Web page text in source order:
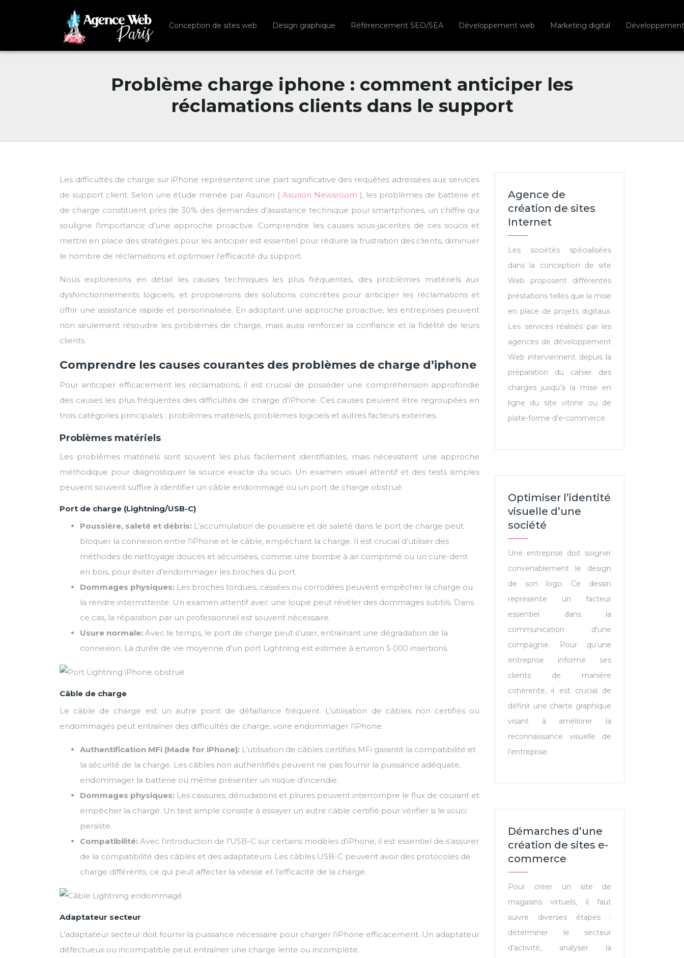
Conception de sites web Design graphique Référencement SEO/SEA Développement web Marketing digital
Problème charge iphone : comment anticiper les
réclamations clients dans le support
Les difficultés de charge sur iPhone représentent une part significative des requêtes adressées aux services
de support client. Selon une étude menée par Asurion ( Asurion Newsroom ), les problèmes de batterie et
de charge constituent près de 30% des demandes d’assistance technique pour smartphones, un chiffre qui
souligne l’importance d’une approche proactive. Comprendre les causes sous-jacentes de ces soucis et
mettre en place des stratégies pour les anticiper est essentiel pour réduire la frustration des clients, diminuer
le nombre de réclamations et optimiser l’efficacité du support.
Nous explorerons en détail les causes techniques les plus fréquentes, des problèmes matériels aux
dysfonctionnements logiciels, et proposerons des solutions concrètes pour anticiper les réclamations et
offrir une assistance rapide et personnalisée. En adoptant une approche proactive, les entreprises peuvent
non seulement résoudre les problèmes de charge, mais aussi renforcer la confiance et la fidélité de leurs
clients.
Comprendre les causes courantes des problèmes de charge d’iphone
Pour anticiper efficacement les réclamations, il est crucial de posséder une compréhension approfondie
des causes les plus fréquentes des difficultés de charge d’iPhone. Ces causes peuvent être regroupées en
trois catégories principales : problèmes matériels, problèmes logiciels et autres facteurs externes.
Problèmes matériels
Les problèmes matériels sont souvent les plus facilement identifiables, mais nécessitent une approche
méthodique pour diagnostiquer la source exacte du souci. Un examen visuel attentif et des tests simples
peuvent souvent suffire à identifier un câble endommagé ou un port de charge obstrué.
Port de charge (Lightning/USB-C)
Poussière, saleté et débris: L’accumulation de poussière et de saleté dans le port de charge peut
bloquer la connexion entre l’iPhone et le câble, empêchant la charge. Il est crucial d’utiliser des
méthodes de nettoyage douces et sécurisées, comme une bombe à air comprimé ou un cure-dent
en bois, pour éviter d’endommager les broches du port.
Dommages physiques: Les broches tordues, cassées ou corrodées peuvent empêcher la charge ou
la rendre intermittente. Un examen attentif avec une loupe peut révéler des dommages subtils. Dans
ce cas, la réparation par un professionnel est souvent nécessaire.
Usure normale: Avec le temps, le port de charge peut s’user, entraînant une dégradation de la
connexion. La durée de vie moyenne d’un port Lightning est estimée à environ 5 000 insertions.
Câble de charge
Le câble de charge est un autre point de défaillance fréquent. L’utilisation de câbles non certifiés ou
endommagés peut entraîner des difficultés de charge, voire endommager l’iPhone.
Authentification MFi (Made for iPhone): L’utilisation de câbles certifiés MFi garantit la compatibilité et
la sécurité de la charge. Les câbles non authentifiés peuvent ne pas fournir la puissance adéquate,
endommager la batterie ou même présenter un risque d’incendie.
Dommages physiques: Les cassures, dénudations et pliures peuvent interrompre le flux de courant et
empêcher la charge. Un test simple consiste à essayer un autre câble certifié pour vérifier si le souci
persiste.
Compatibilité: Avec l’introduction de l’USB-C sur certains modèles d’iPhone, il est essentiel de s’assurer
de la compatibilité des câbles et des adaptateurs. Les câbles USB-C peuvent avoir des protocoles de
charge différents, ce qui peut affecter la vitesse et l’efficacité de la charge.
Adaptateur secteur
L’adaptateur secteur doit fournir la puissance nécessaire pour charger l’iPhone efficacement. Un adaptateur
défectueux ou incompatible peut entraîner une charge lente ou incomplète.
Agence de
création de sites
Internet
Les sociétés spécialisées
dans la conception de site
Web proposent différentes
prestations telles que la mise
en place de projets digitaux.
Les services réalisés par les
agences de développement
Web interviennent depuis la
préparation du cahier des
charges jusqu’à la mise en
ligne du site vitrine ou de
plate-forme d’e-commerce.
Optimiser l’identité
visuelle d’une
société
Une entreprise doit soigner
convenablement le design
de son logo. Ce dessin
représente un facteur
essentiel dans la
communication d'une
compagnie. Pour qu’une
entreprise informe ses
clients de manière
cohérente, il est crucial de
définir une charte graphique
visant à améliorer la
reconnaissance visuelle de
l’entreprise.
Démarches d’une
création de sites e-
commerce
Pour créer un site de
magasins virtuels, il faut
suivre diverses étapes :
déterminer le secteur
d’activité, analyser la